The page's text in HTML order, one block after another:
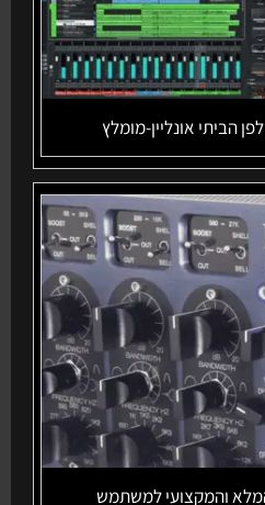
הביתי אונליין-מומלץ
והמקצועי למשתמש